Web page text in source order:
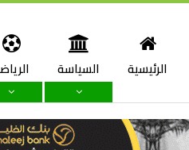
الرئيسية السياسة